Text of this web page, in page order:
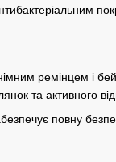
ремінцем і
та активного
повну